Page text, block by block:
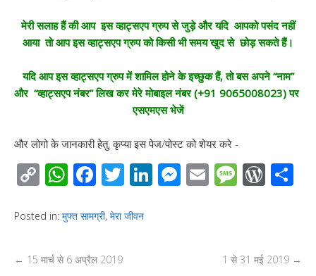
मेरी सलाह हैं की आप इस व्हाट्सएप ग्रुप से जुड़े और यदि आपको पसंद नहीं
आया तो आप इस व्हाट्सएप ग्रुप को किसी भी समय खुद से छोड़ सकते हैं।
यदि आप इस व्हाट्सएप ग्रुप में शामिल होने के इच्छुक हैं, तो बस अपने “नाम”
और “व्हाट्सएप नंबर” लिख कर मेरे मोबाइल नंबर (+91 9065008023) पर
एसएमएस भेजें
और लोगो के जानकारी हेतु, कृप्या इस पेज/पोस्ट को शेयर करे -
C
p
Li
W
at
A
F
e
o
T
tt
Li M E M
g
W
e
Posted in: मुफ्त सामग्री, मेरा जीवन
← 15 मार्च से 6 अप्रैल 2019 1 से 31 मई 2019 →